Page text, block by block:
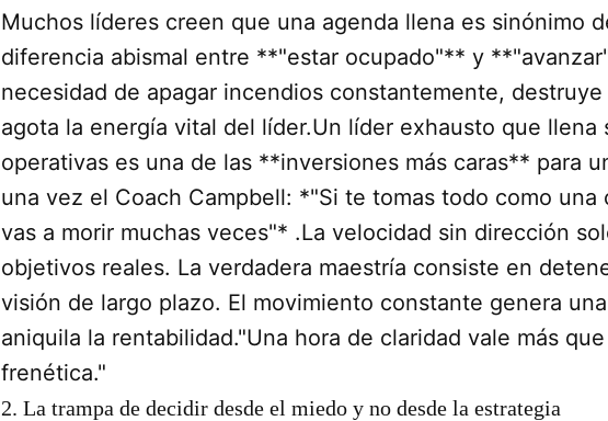
Muchos líderes creen que una agenda llena es sinónimo
diferencia abismal entre **"estar ocupado"** y
necesidad de apagar incendios constantemente,
agota la energía vital del líder.Un líder exhausto que
operativas es una de las **inversiones más caras** para
una vez el Coach Campbell: *"Si te tomas todo como
vas a morir muchas veces"* .La velocidad sin dirección
objetivos reales. La verdadera maestría consiste en
visión de largo plazo. El movimiento constante genera
aniquila la rentabilidad."Una hora de claridad vale más
frenética."
2. La trampa de decidir desde el miedo y no desde la estrategia